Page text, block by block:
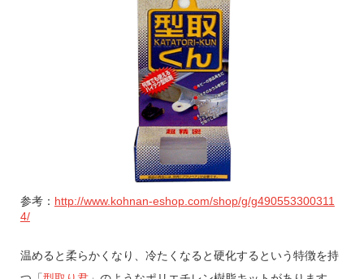
参考： http://www.kohnan-eshop.com/shop/g/g490553300311
4/
温めると柔らかくなり、冷たくなると硬化するという特徴を持